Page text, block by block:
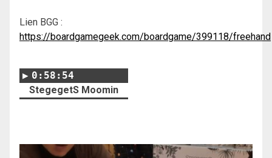
Lien BGG :
https://boardgamegeek.com/boardgame/399118/freehand
0:58:54
StegegetS Moomin